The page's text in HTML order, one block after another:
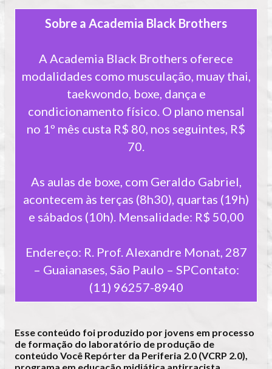
Sobre a Academia Black Brothers
A Academia Black Brothers oferece
modalidades como musculação, muay thai,
taekwondo, boxe, dança e
condicionamento físico. O plano mensal
no 1º mês custa R$ 80, nos seguintes, R$
70.
As aulas de boxe, com Geraldo Gabriel,
acontecem às terças (8h30), quartas (19h)
e sábados (10h). Mensalidade: R$ 50,00
Endereço: R. Prof. Alexandre Monat, 287
– Guaianases, São Paulo – SPContato:
(11) 96257-8940
Esse conteúdo foi produzido por jovens em processo
de formação do laboratório de produção de
conteúdo Você Repórter da Periferia 2.0 (VCRP 2.0),